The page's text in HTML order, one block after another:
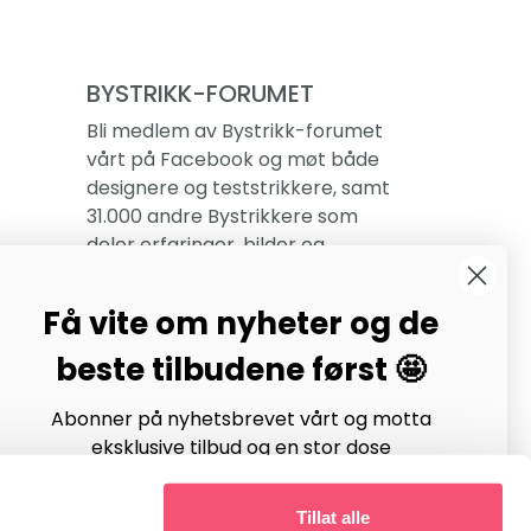
Tillat alle
BYSTRIKK-FORUMET
Bli medlem av Bystrikk-forumet
vårt på Facebook og møt både
designere og teststrikkere, samt
31.000 andre Bystrikkere som
deler erfaringer, bilder og
Bli medlem her.
Få vite om nyheter og de
beste tilbudene først 🤩
Abonner på nyhetsbrevet vårt og motta
eksklusive tilbud og en stor dose
strikkeinspirasjon hver uke!